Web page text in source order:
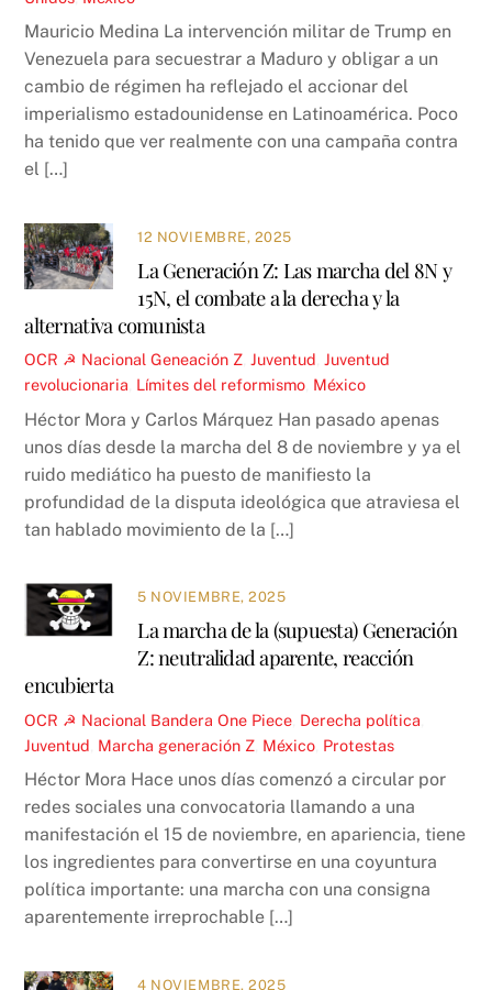
Mauricio Medina La intervención militar de Trump en
Venezuela para secuestrar a Maduro y obligar a un
cambio de régimen ha reflejado el accionar del
imperialismo estadounidense en Latinoamérica. Poco
ha tenido que ver realmente con una campaña contra
el […]
12 NOVIEMBRE, 2025
La Generación Z: Las marcha del 8N y
15N, el combate a la derecha y la
alternativa comunista
OCR ☭ Nacional Geneación Z ,Juventud ,Juventud
revolucionaria Límites del reformismo México
Héctor Mora y Carlos Márquez Han pasado apenas
unos días desde la marcha del 8 de noviembre y ya el
ruido mediático ha puesto de manifiesto la
profundidad de la disputa ideológica que atraviesa el
tan hablado movimiento de la […]
5 NOVIEMBRE, 2025
La marcha de la (supuesta) Generación
Z: neutralidad aparente, reacción
encubierta
OCR ☭ Nacional Bandera One Piece Derecha política
Juventud Marcha generación Z México Protestas
Héctor Mora Hace unos días comenzó a circular por
redes sociales una convocatoria llamando a una
manifestación el 15 de noviembre, en apariencia, tiene
los ingredientes para convertirse en una coyuntura
política importante: una marcha con una consigna
aparentemente irreprochable […]
4 NOVIEMBRE, 2025